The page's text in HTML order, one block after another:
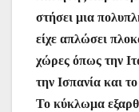
o
o
k
στήσει μια
είχε απλώσει
χώρες όπως την
την Ισπανία και
Το κύκλωμα